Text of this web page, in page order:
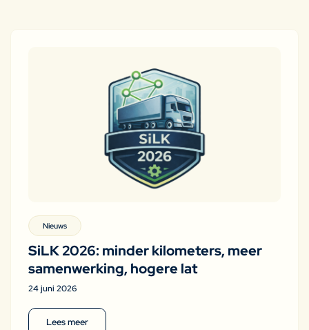
Nieuws
SiLK 2026: minder kilometers, meer
samenwerking, hogere lat
24 juni 2026
Lees meer